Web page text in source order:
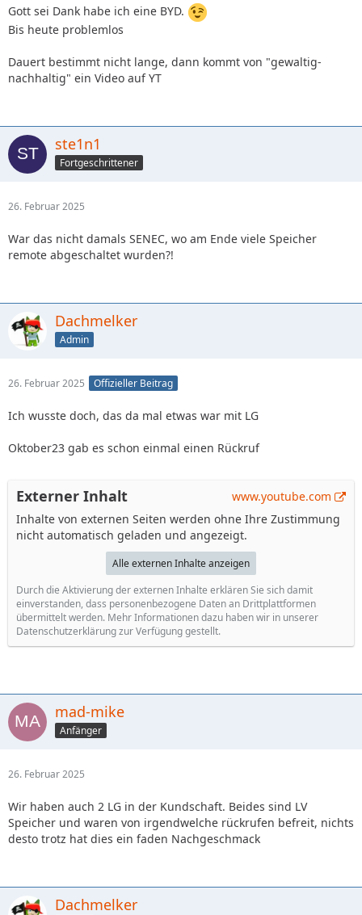
Gott sei Dank habe ich eine BYD.
Bis heute problemlos
Dauert bestimmt nicht lange, dann kommt von "gewaltig-
nachhaltig" ein Video auf YT
ste1n1
Fortgeschrittener
26. Februar 2025
War das nicht damals SENEC, wo am Ende viele Speicher
remote abgeschaltet wurden?!
Dachmelker
Admin
26. Februar 2025 Offizieller Beitrag
Ich wusste doch, das da mal etwas war mit LG
Oktober23 gab es schon einmal einen Rückruf
Externer Inhalt
www.youtube.com
Inhalte von externen Seiten werden ohne Ihre Zustimmung
nicht automatisch geladen und angezeigt.
Alle externen Inhalte anzeigen
Durch die Aktivierung der externen Inhalte erklären Sie sich damit
einverstanden, dass personenbezogene Daten an Drittplattformen
übermittelt werden. Mehr Informationen dazu haben wir in unserer
Datenschutzerklärung zur Verfügung gestellt.
mad-mike
Anfänger
26. Februar 2025
Wir haben auch 2 LG in der Kundschaft. Beides sind LV
Speicher und waren von irgendwelche rückrufen befreit, nichts
desto trotz hat dies ein faden Nachgeschmack
Dachmelker